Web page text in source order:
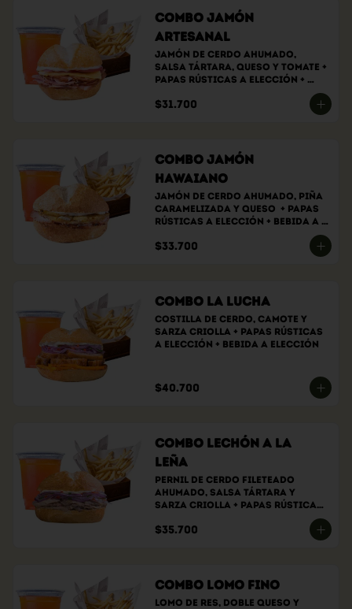
Combo Jamón
Artesanal
Jamón de cerdo ahumado,
salsa tártara, queso y tomate +
papas rústicas a elección +
$31.700
Combo Jamón
Hawaiano
Jamón de cerdo ahumado, piña
caramelizada y queso  + papas
rústicas a elección + bebida a
$33.700
Combo La Lucha
Costilla de cerdo, camote y
sarza criolla + papas rústicas
a elección + bebida a elección
$40.700
Combo Lechón a la
Leña
Pernil de cerdo fileteado
ahumado, Salsa tártara y
sarza criolla + papas rústicas
a elección + bebida a elección
$35.700
Combo Lomo Fino
Lomo de res, doble queso y